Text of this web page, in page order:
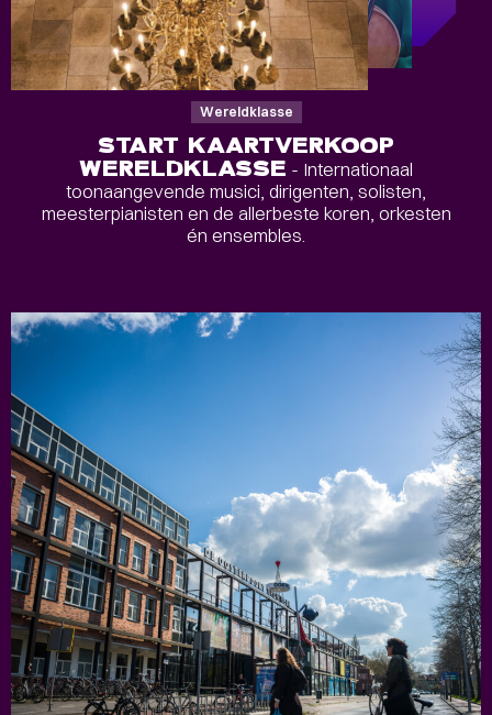
Wereldklasse
START KAARTVERKOOP
WERELDKLASSE - Internationaal
toonaangevende musici, dirigenten, solisten,
meesterpianisten en de allerbeste koren, orkesten
én ensembles.